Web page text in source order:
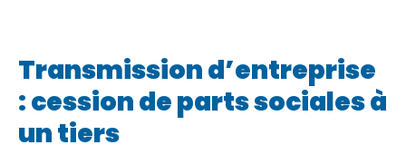
Transmission d’entreprise
: cession de parts sociales à
un tiers